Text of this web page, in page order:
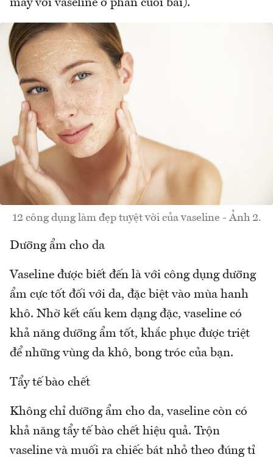
mày với vaseline ở phần cuối bài).
12 công dụng làm đẹp tuyệt vời của vaseline - Ảnh 2.
Dưỡng ẩm cho da
Vaseline được biết đến là với công dụng dưỡng
ẩm cực tốt đối với da, đặc biệt vào mùa hanh
khô. Nhờ kết cấu kem dạng đặc, vaseline có
khả năng dưỡng ẩm tốt, khắc phục được triệt
để những vùng da khô, bong tróc của bạn.
Tẩy tế bào chết
Không chỉ dưỡng ẩm cho da, vaseline còn có
khả năng tẩy tế bào chết hiệu quả. Trộn
vaseline và muối ra chiếc bát nhỏ theo đúng tỉ